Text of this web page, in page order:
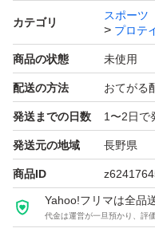
カテゴリ
スポーツ
プロテ
商品の状態 未使用
配送の方法 おてがる
発送までの日数 1〜2日で
発送元の地域 長野県
商品ID
Yahoo!フリマは全品
代金は運営が一旦預かり、評